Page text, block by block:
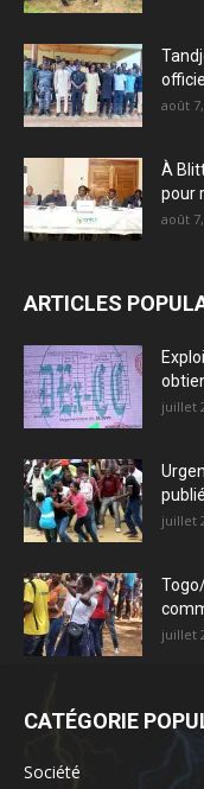
août
À
pour
août
ARTICLES
juillet
juillet
juillet
CATÉGORIE
Société